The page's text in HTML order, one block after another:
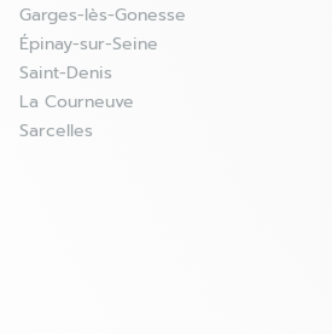
Définir
5 Sainte-
Définir
Garges-lès-Gonesse
Épinay-sur-Seine
Saint-Denis
La Courneuve
Sarcelles